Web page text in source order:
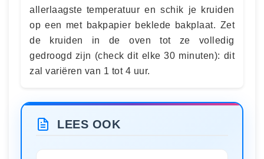
allerlaagste temperatuur en schik je kruiden
op een met bakpapier beklede bakplaat. Zet
de kruiden in de oven tot ze volledig
gedroogd zijn (check dit elke 30 minuten): dit
zal variëren van 1 tot 4 uur.
LEES OOK